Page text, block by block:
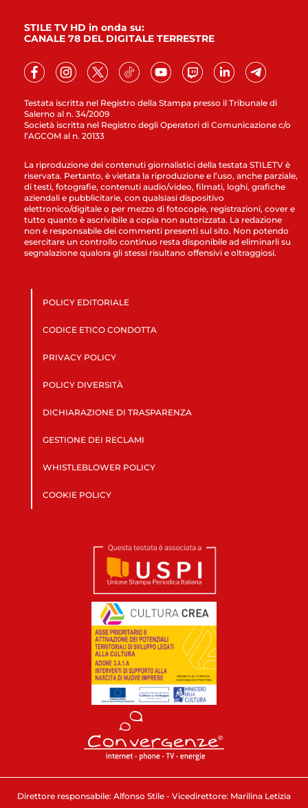
Testata iscritta nel Registro della Stampa presso il Tribunale di
Salerno al n. 34/2009
Società iscritta nel Registro degli Operatori di Comunicazione c/o
l’AGCOM al n. 20133
STILE TV HD in onda su:
CANALE 78 DEL DIGITALE TERRESTRE
La riproduzione dei contenuti giornalistici della testata STILETV è
riservata. Pertanto, è vietata la riproduzione e l’uso, anche parziale,
di testi, fotografie, contenuti audio/video, filmati, loghi, grafiche
aziendali e pubblicitarie, con qualsiasi dispositivo
elettronico/digitale o per mezzo di fotocopie, registrazioni, cover e
tutto quanto è ascrivibile a copia non autorizzata. La redazione
non è responsabile dei commenti presenti sul sito. Non potendo
esercitare un controllo continuo resta disponibile ad eliminarli su
segnalazione qualora gli stessi risultano offensivi e oltraggiosi.
POLICY EDITORIALE
CODICE ETICO CONDOTTA
PRIVACY POLICY
POLICY DIVERSITÀ
DICHIARAZIONE DI TRASPARENZA
GESTIONE DEI RECLAMI
WHISTLEBLOWER POLICY
COOKIE POLICY
Direttore responsabile: Alfonso Stile - Vicedirettore: Marilina Letizia